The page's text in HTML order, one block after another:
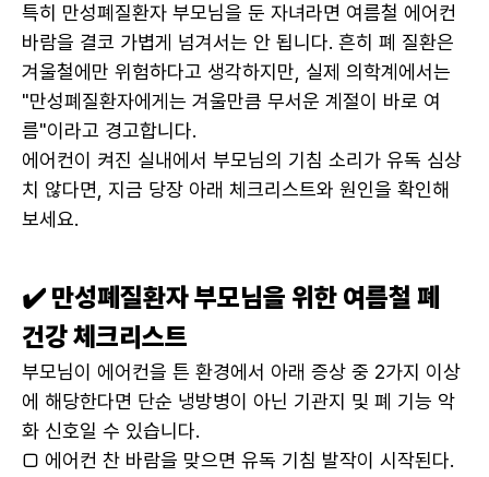
특히 만성폐질환자 부모님을 둔 자녀라면 여름철 에어컨
바람을 결코 가볍게 넘겨서는 안 됩니다. 흔히 폐 질환은
겨울철에만 위험하다고 생각하지만, 실제 의학계에서는
"만성폐질환자에게는 겨울만큼 무서운 계절이 바로 여
름"이라고 경고합니다.
에어컨이 켜진 실내에서 부모님의 기침 소리가 유독 심상
치 않다면, 지금 당장 아래 체크리스트와 원인을 확인해
보세요.
✔️ 만성폐질환자 부모님을 위한 여름철 폐
건강 체크리스트
부모님이 에어컨을 튼 환경에서 아래 증상 중 2가지 이상
에 해당한다면 단순 냉방병이 아닌 기관지 및 폐 기능 악
화 신호일 수 있습니다.
□ 에어컨 찬 바람을 맞으면 유독 기침 발작이 시작된다.